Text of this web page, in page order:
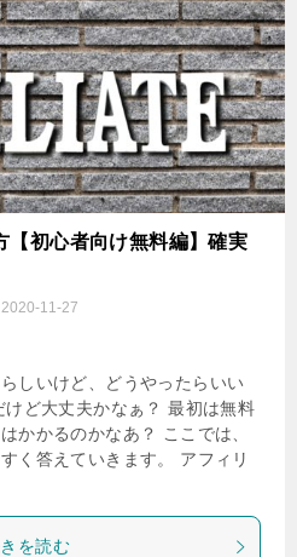
【初心者向け無料編】確実
2020-11-27
しいけど、どうやったらいい
ど大丈夫かなぁ？ 最初は無料
かかるのかなあ？ ここでは、
く答えていきます。 アフィリ
を読む